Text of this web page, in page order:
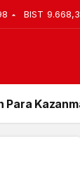
BIST